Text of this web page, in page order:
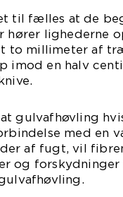
til fælles at de
hører lighederne
to millimeter af
imod en halv
gulvafhøvling
med en
af fugt, vil
og